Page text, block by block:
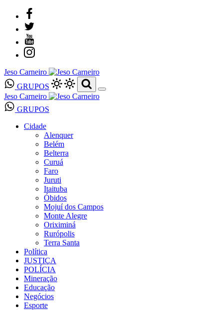
Jeso Carneiro
GRUPOS
Jeso Carneiro
GRUPOS
Cidade
Alenquer
Belém
Belterra
Curuá
Faro
Juruti
Itaituba
Óbidos
Mojuí dos Campos
Monte Alegre
Oriximiná
Rurópolis
Terra Santa
Política
JUSTIÇA
POLÍCIA
Mineração
Educação
Negócios
Esporte